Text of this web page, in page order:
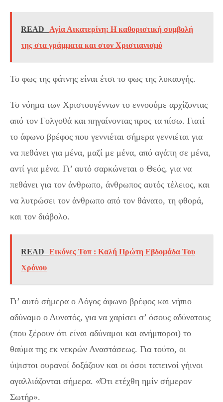
READ
Αγία Αικατερίνη: Η καθοριστική συμβολή
της στα γράμματα και στον Χριστιανισμό
Το φως της φάτνης είναι έτσι το φως της λυκαυγής.
Το νόημα των Χριστουγέννων το εννοούμε αρχίζοντας
από τον Γολγοθά και πηγαίνοντας προς τα πίσω. Γιατί
το άφωνο βρέφος που γεννιέται σήμερα γεννιέται για
να πεθάνει για μένα, μαζί με μένα, από αγάπη σε μένα,
αντί για μένα. Γι’ αυτό σαρκώνεται ο Θεός, για να
πεθάνει για τον άνθρωπο, άνθρωπος αυτός τέλειος, και
να λυτρώσει τον άνθρωπο από τον θάνατο, τη φθορά,
και τον διάβολο.
READ
Εικόνες Τοπ : Καλή Πρώτη Εβδομάδα Του
Χρόνου
Γι’ αυτό σήμερα ο Λόγος άφωνο βρέφος και νήπιο
αδύναμο ο Δυνατός, για να χαρίσει σ’ όσους αδύνατους
(που ξέρουν ότι είναι αδύναμοι και ανήμποροι) το
θαύμα της εκ νεκρών Αναστάσεως. Για τούτο, οι
ύψιστοι ουρανοί δοξάζουν και οι όσοι ταπεινοί γήινοι
αγαλλιάζονται σήμερα. «Ότι ετέχθη ημίν σήμερον
Σωτήρ».